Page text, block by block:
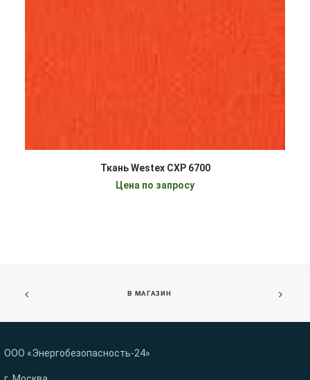
ВЫБРАТЬ ...
БЫСТРЫЙ ПРОСМОТР
Ткань Westex CXP 6700
Цена по запросу
В МАГАЗИН
ООО «Энергобезопасность-24»